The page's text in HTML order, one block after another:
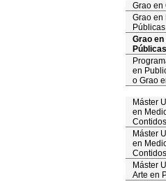
Grao en
Grao en
Públicas
Grao
Públicas
en
o Grao
Máster
en
Máster
en
Máster
Arte en